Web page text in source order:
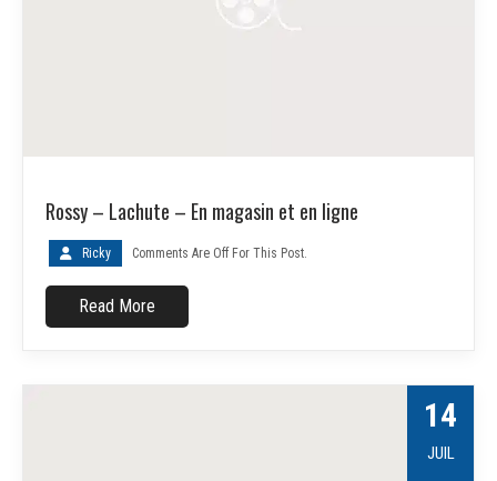
Rossy – Lachute – En magasin et en ligne
Ricky Comments Are Off For This Post.
Read More
14
JUIL